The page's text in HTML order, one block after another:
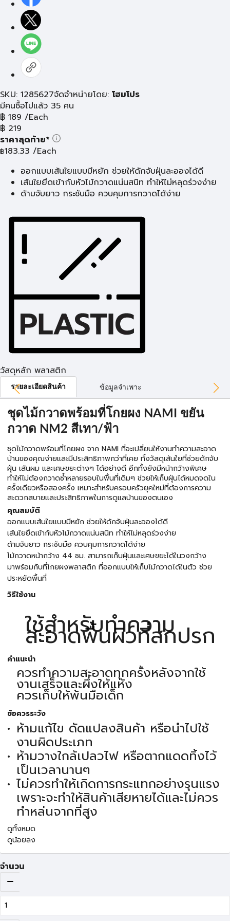
SKU: 1285627จัดจำหน่ายโดย: โฮมโปร
มีคนซื้อไปแล้ว 35 คน
฿ 189 /Each
฿ 219
ราคาสุดท้าย*
฿183.33 /Each
ออกแบบเส้นใยแบบมีหยัก ช่วยให้ดักจับฝุ่นละอองได้ดี
เส้นใยยึดเข้ากับหัวไม้กวาดแน่นสนิท ทำให้ไม่หลุดร่วงง่าย
ด้ามจับยาว กระชับมือ ควบคุมการกวาดได้ง่าย
วัสดุหลัก พลาสติก
รายละเอียดสินค้า ข้อมูลจำเพาะ
ชุดไม้กวาดพร้อมที่โกยผง NAMI ขยัน
กวาด NM2 สีเทา/ฟ้า
ชุดไม้กวาดพร้อมที่โกยผง จาก NAMI ที่จะเปลี่ยนให้งานทำความสะอาด
บ้านของคุณง่ายและมีประสิทธิภาพกว่าที่เคย ทั้งวัสดุเส้นใยที่ช่วยดักจับ
ฝุ่น เส้นผม และเศษขยะต่างๆ ได้อย่างดี อีกทั้งยังมีหน้ากว้างพิเศษ
ทำให้ไม่ต้องกวาดซ้ำหลายรอบในพื้นที่เดิมๆ ช่วยให้เก็บฝุ่นได้หมดจดใน
ครั้งเดียวหรือสองครั้ง เหมาะสำหรับครอบครัวยุคใหม่ที่ต้องการความ
สะดวกสบายและประสิทธิภาพในการดูแลบ้านของตนเอง
คุณสมบัติ
ออกแบบเส้นใยแบบมีหยัก ช่วยให้ดักจับฝุ่นละอองได้ดี
เส้นใยยึดเข้ากับหัวไม้กวาดแน่นสนิท ทำให้ไม่หลุดร่วงง่าย
ด้ามจับยาว กระชับมือ ควบคุมการกวาดได้ง่าย
ไม้กวาดหน้ากว้าง 44 ซม. สามารถเก็บฝุ่นและเศษขยะได้ในวงกว้าง
มาพร้อมกับที่โกยผงพลาสติก ที่ออกแบบให้เก็บไม้กวาดได้ในตัว ช่วย
ประหยัดพื้นที่
วิธีใช้งาน
ใช้สำหรับทำความ
สะอาดพื้นผิวที่สกปรก
คำแนะนำ
ควรทำความสะอาดทุกครั้งหลังจากใช้
งานเสร็จและผึ่งให้แห้ง
ควรเก็บให้พ้นมือเด็ก
ข้อควรระวัง
ห้ามแก้ไข ดัดแปลงสินค้า หรือนำไปใช้
งานผิดประเภท
ห้ามวางใกล้เปลวไฟ หรือตากแดดทิ้งไว้
เป็นเวลานานๆ
ไม่ควรทำให้เกิดการกระแทกอย่างรุนแรง
เพราะจะทำให้สินค้าเสียหายได้และไม่ควร
ทำหล่นจากที่สูง
ดูทั้งหมด
ดูน้อยลง
จำนวน